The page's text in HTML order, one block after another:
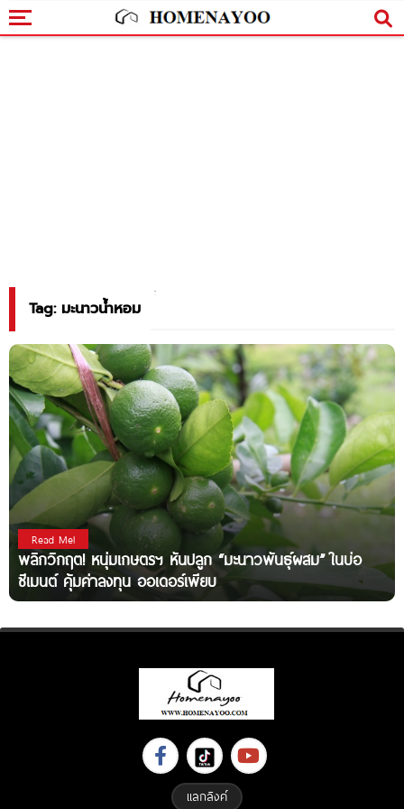
Tag: มะนาวน้ำหอม
Read Me!
พลิกวิกฤต! หนุ่มเกษตรฯ หันปลูก “มะนาวพันธุ์ผสม” ในบ่อ
ซีเมนต์ คุ้มค่าลงทุน ออเดอร์เพียบ
แลกลิงค์